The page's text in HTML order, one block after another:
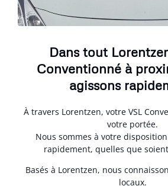
Dans tout
Conventionné à
agissons
À travers Lorentzen, votre VSL
votre portée.
Nous sommes à votre
rapidement, quelles que
Basés à Lorentzen, nous
locaux.